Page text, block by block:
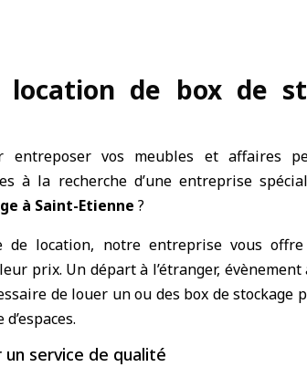
location de box de
entreposer vos meubles et affaires
à la recherche d’une entreprise
à Saint-Etienne ?
location, notre entreprise vous offre
prix. Un départ à l’étranger,
de louer un ou des box de stockage
service de qualité